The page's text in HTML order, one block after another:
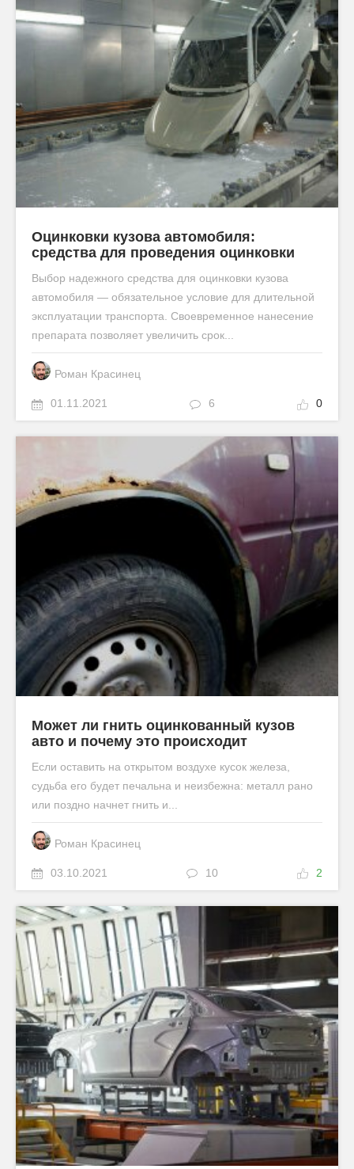
Оцинковки кузова автомобиля:
средства для проведения оцинковки
Выбор надежного средства для оцинковки кузова
автомобиля — обязательное условие для длительной
эксплуатации транспорта. Своевременное нанесение
препарата позволяет увеличить срок...
Роман Красинец
01.11.2021 6 0
Может ли гнить оцинкованный кузов
авто и почему это происходит
Если оставить на открытом воздухе кусок железа,
судьба его будет печальна и неизбежна: металл рано
или поздно начнет гнить и...
Роман Красинец
03.10.2021 10 2